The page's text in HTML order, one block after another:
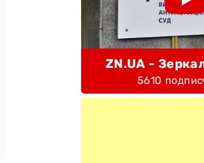
ZN.UA -
5610